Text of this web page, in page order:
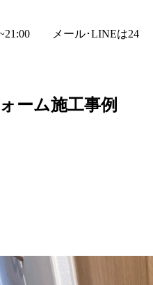
メール･LINEは24
ーム施工事例